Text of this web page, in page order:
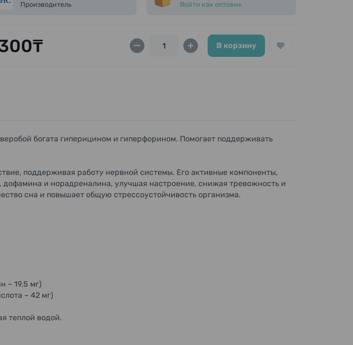
Производитель Войти как оптовик
В корзину
богата гиперицином и гиперфорином. Помогает поддерживать
поддерживая работу нервной системы. Его активные компоненты,
и норадреналина, улучшая настроение, снижая тревожность и
сна и повышает общую стрессоустойчивость организма.
– 19,5 мг)
– 42 мг)
теплой водой.